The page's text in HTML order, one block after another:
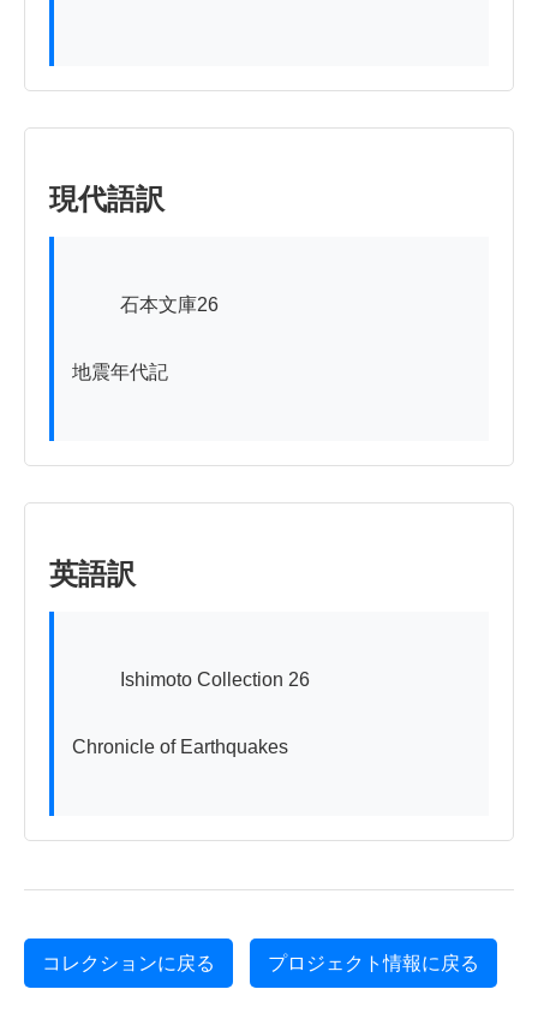
現代語訳
地震年代記
英語訳
Chronicle of Earthquakes
コレクションに戻る プロジェクト情報に戻る